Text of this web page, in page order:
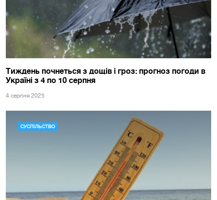
Тиждень почнеться з дощів і гроз: прогноз погоди в
Україні з 4 по 10 серпня
4 серпня 2025
СУСПІЛЬСТВО